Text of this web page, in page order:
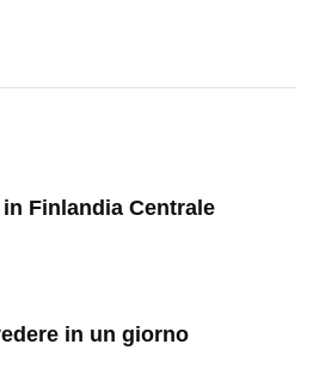
Finlandia Centrale
in un giorno